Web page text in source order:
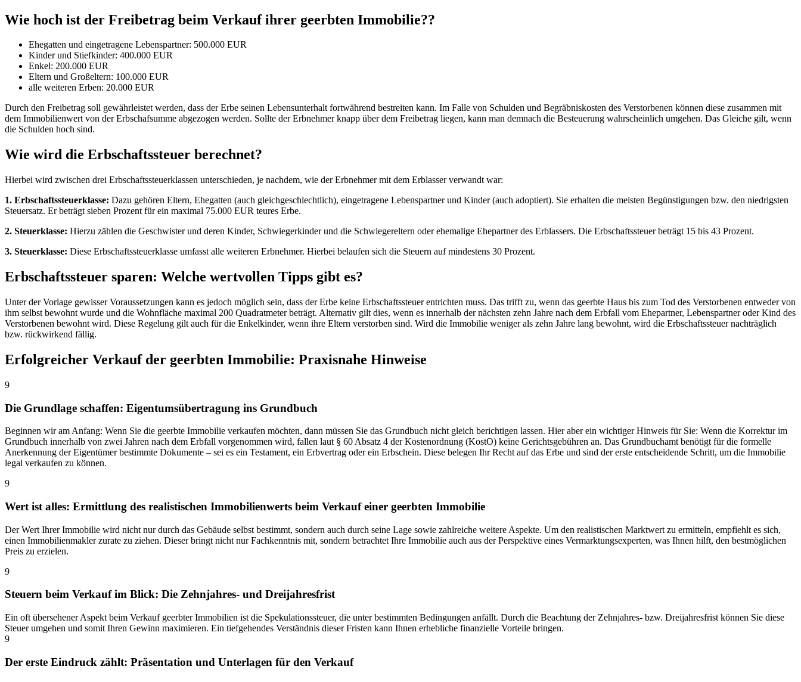
Wie hoch ist der Freibetrag beim Verkauf ihrer geerbten Immobilie??
Ehegatten und eingetragene Lebenspartner: 500.000 EUR
Kinder und Stiefkinder: 400.000 EUR
Enkel: 200.000 EUR
Eltern und Großeltern: 100.000 EUR
alle weiteren Erben: 20.000 EUR
Durch den Freibetrag soll gewährleistet werden, dass der Erbe seinen Lebensunterhalt fortwährend bestreiten kann. Im Falle von Schulden und Begräbniskosten des Verstorbenen können diese zusammen mit
dem Immobilienwert von der Erbschafsumme abgezogen werden. Sollte der Erbnehmer knapp über dem Freibetrag liegen, kann man demnach die Besteuerung wahrscheinlich umgehen. Das Gleiche gilt, wenn
die Schulden hoch sind.
Wie wird die Erbschaftssteuer berechnet?
Hierbei wird zwischen drei Erbschaftssteuerklassen unterschieden, je nachdem, wie der Erbnehmer mit dem Erblasser verwandt war:
1. Erbschaftssteuerklasse: Dazu gehören Eltern, Ehegatten (auch gleichgeschlechtlich), eingetragene Lebenspartner und Kinder (auch adoptiert). Sie erhalten die meisten Begünstigungen bzw. den niedrigsten
Steuersatz. Er beträgt sieben Prozent für ein maximal 75.000 EUR teures Erbe.
2. Steuerklasse: Hierzu zählen die Geschwister und deren Kinder, Schwiegerkinder und die Schwiegereltern oder ehemalige Ehepartner des Erblassers. Die Erbschaftssteuer beträgt 15 bis 43 Prozent.
3. Steuerklasse: Diese Erbschaftssteuerklasse umfasst alle weiteren Erbnehmer. Hierbei belaufen sich die Steuern auf mindestens 30 Prozent.
Erbschaftssteuer sparen: Welche wertvollen Tipps gibt es?
Unter der Vorlage gewisser Voraussetzungen kann es jedoch möglich sein, dass der Erbe keine Erbschaftssteuer entrichten muss. Das trifft zu, wenn das geerbte Haus bis zum Tod des Verstorbenen entweder von
ihm selbst bewohnt wurde und die Wohnfläche maximal 200 Quadratmeter beträgt. Alternativ gilt dies, wenn es innerhalb der nächsten zehn Jahre nach dem Erbfall vom Ehepartner, Lebenspartner oder Kind des
Verstorbenen bewohnt wird. Diese Regelung gilt auch für die Enkelkinder, wenn ihre Eltern verstorben sind. Wird die Immobilie weniger als zehn Jahre lang bewohnt, wird die Erbschaftssteuer nachträglich
bzw. rückwirkend fällig.
Erfolgreicher Verkauf der geerbten Immobilie: Praxisnahe Hinweise
9
Die Grundlage schaffen: Eigentumsübertragung ins Grundbuch
Beginnen wir am Anfang: Wenn Sie die geerbte Immobilie verkaufen möchten, dann müssen Sie das Grundbuch nicht gleich berichtigen lassen. Hier aber ein wichtiger Hinweis für Sie: Wenn die Korrektur im
Grundbuch innerhalb von zwei Jahren nach dem Erbfall vorgenommen wird, fallen laut § 60 Absatz 4 der Kostenordnung (KostO) keine Gerichtsgebühren an. Das Grundbuchamt benötigt für die formelle
Anerkennung der Eigentümer bestimmte Dokumente – sei es ein Testament, ein Erbvertrag oder ein Erbschein. Diese belegen Ihr Recht auf das Erbe und sind der erste entscheidende Schritt, um die Immobilie
legal verkaufen zu können.
9
Wert ist alles: Ermittlung des realistischen Immobilienwerts beim Verkauf einer geerbten Immobilie
Der Wert Ihrer Immobilie wird nicht nur durch das Gebäude selbst bestimmt, sondern auch durch seine Lage sowie zahlreiche weitere Aspekte. Um den realistischen Marktwert zu ermitteln, empfiehlt es sich,
einen Immobilienmakler zurate zu ziehen. Dieser bringt nicht nur Fachkenntnis mit, sondern betrachtet Ihre Immobilie auch aus der Perspektive eines Vermarktungsexperten, was Ihnen hilft, den bestmöglichen
Preis zu erzielen.
9
Steuern beim Verkauf im Blick: Die Zehnjahres- und Dreijahresfrist
Ein oft übersehener Aspekt beim Verkauf geerbter Immobilien ist die Spekulationssteuer, die unter bestimmten Bedingungen anfällt. Durch die Beachtung der Zehnjahres- bzw. Dreijahresfrist können Sie diese
Steuer umgehen und somit Ihren Gewinn maximieren. Ein tiefgehendes Verständnis dieser Fristen kann Ihnen erhebliche finanzielle Vorteile bringen.
9
Der erste Eindruck zählt: Präsentation und Unterlagen für den Verkauf